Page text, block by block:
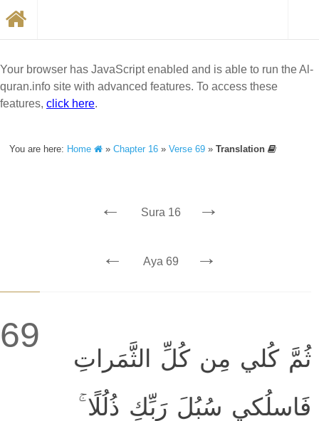
Your browser has JavaScript enabled and is able to run the Al-
quran.info site with advanced features. To access these
features, click here.
You are here: Home »Chapter 16 »Verse 69 »Translation
← Sura 16 →
← Aya 69 →
69
ثُمَّ كُلي مِن كُلِّ الثَّمَراتِ
فَاسلُكي سُبُلَ رَبِّكِ ذُلُلًا ۚ